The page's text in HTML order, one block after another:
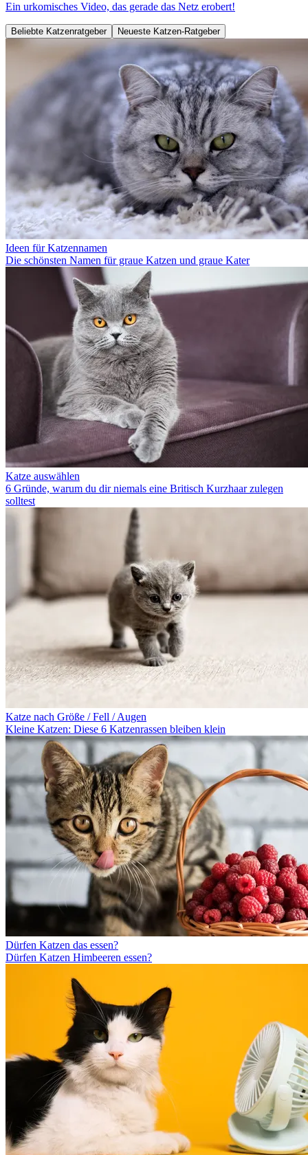
Ein urkomisches Video, das gerade das Netz erobert!
Beliebte Katzenratgeber Neueste Katzen-Ratgeber
Ideen für Katzennamen
Die schönsten Namen für graue Katzen und graue Kater
Katze auswählen
6 Gründe, warum du dir niemals eine Britisch Kurzhaar zulegen
solltest
Katze nach Größe / Fell / Augen
Kleine Katzen: Diese 6 Katzenrassen bleiben klein
Dürfen Katzen das essen?
Dürfen Katzen Himbeeren essen?